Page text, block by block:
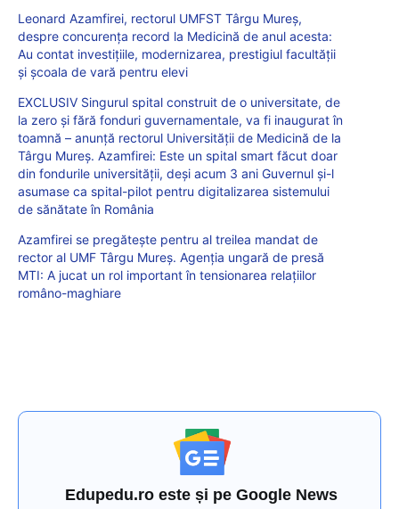
Leonard Azamfirei, rectorul UMFST Târgu Mureș,
despre concurența record la Medicină de anul acesta:
Au contat investițiile, modernizarea, prestigiul facultății
și școala de vară pentru elevi
EXCLUSIV Singurul spital construit de o universitate, de
la zero și fără fonduri guvernamentale, va fi inaugurat în
toamnă – anunță rectorul Universității de Medicină de la
Târgu Mureș. Azamfirei: Este un spital smart făcut doar
din fondurile universității, deși acum 3 ani Guvernul și-l
asumase ca spital-pilot pentru digitalizarea sistemului
de sănătate în România
Azamfirei se pregătește pentru al treilea mandat de
rector al UMF Târgu Mureș. Agenția ungară de presă
MTI: A jucat un rol important în tensionarea relaţiilor
româno-maghiare
Edupedu.ro este și pe Google News